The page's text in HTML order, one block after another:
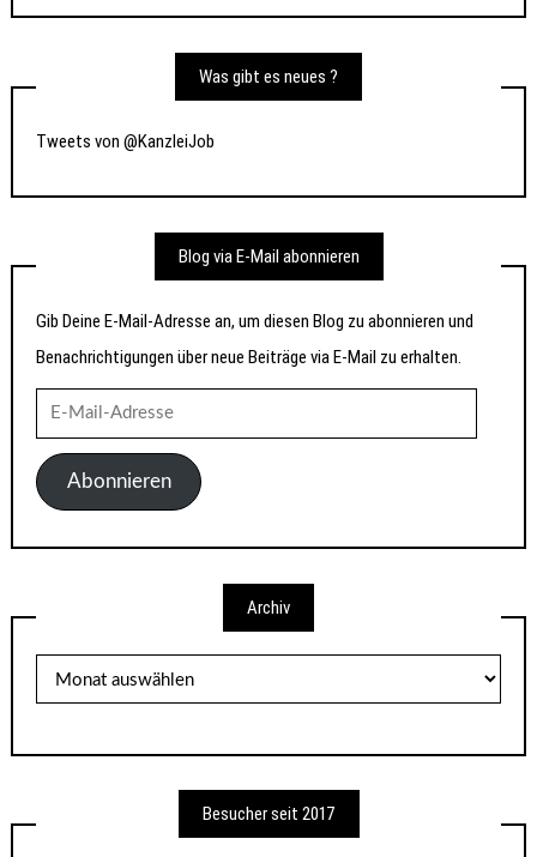
Was gibt es neues ?
Tweets von @KanzleiJob
Blog via E-Mail abonnieren
Gib Deine E-Mail-Adresse an, um diesen Blog zu abonnieren und
Benachrichtigungen über neue Beiträge via E-Mail zu erhalten.
Mail-
AdresseAbonnieren
Archiv
Besucher seit 2017